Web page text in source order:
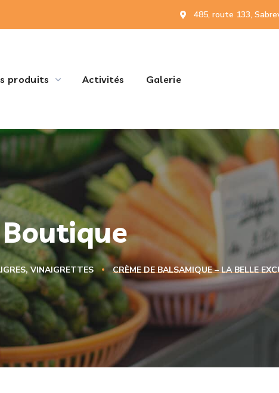
485, route 133,
produits Activités Galerie
Boutique
VINAIGRETTES CRÈME DE BALSAMIQUE – LA BELLE